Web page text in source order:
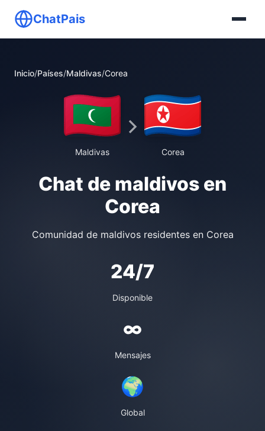
ChatPais
Inicio/Países/Maldivas/Corea
Maldivas Corea
Chat de maldivos en
Corea
Comunidad de maldivos residentes en Corea
24/7
Disponible
∞
Mensajes
🌍
Global